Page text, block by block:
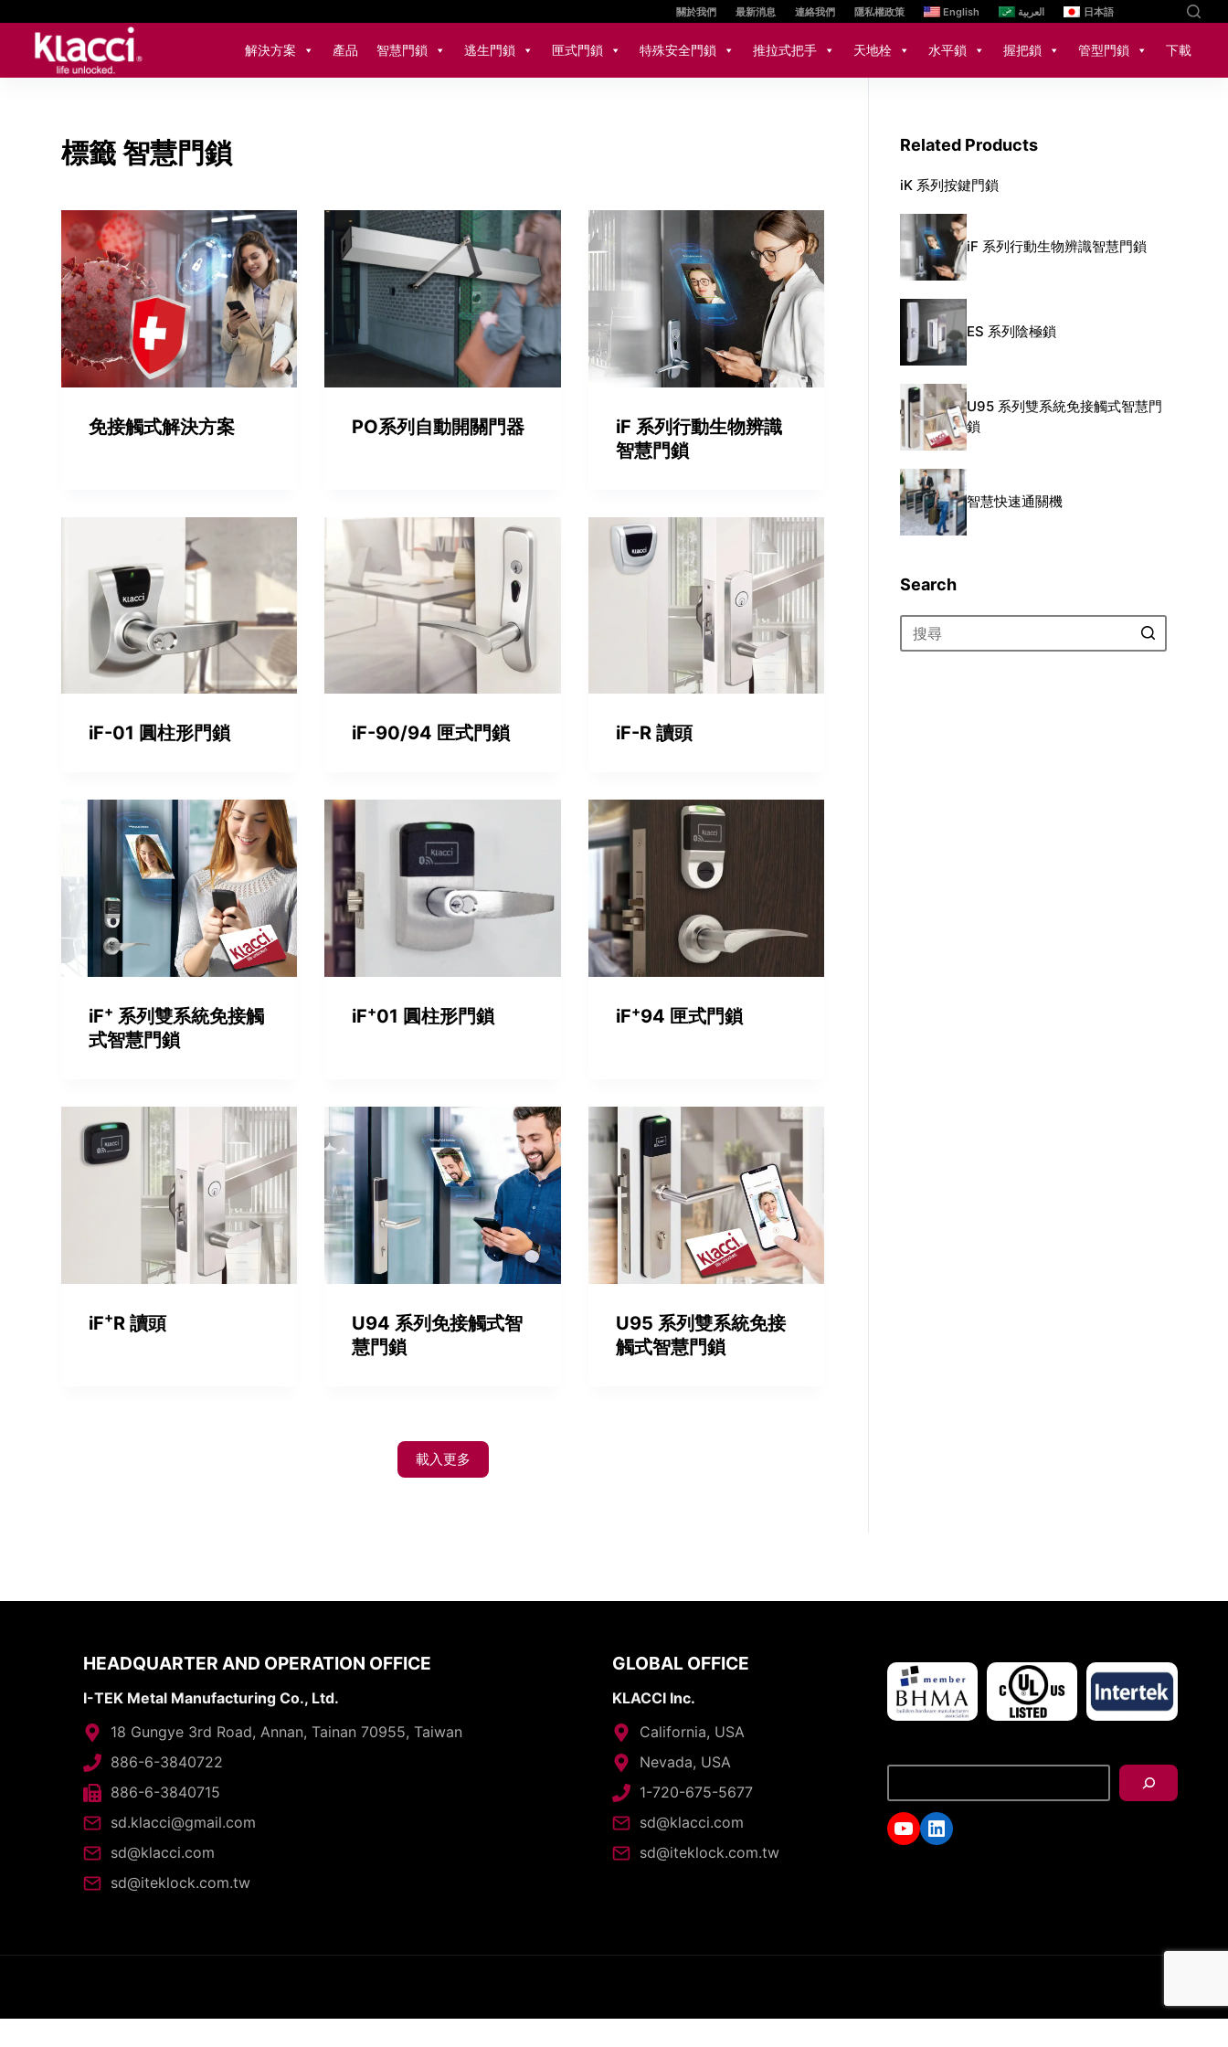
跳
關於我們 最新消息 連絡我們 隱私權政策 English العربية 日本語
解決方案 產品 智慧門鎖 逃生門鎖 匣式門鎖 特殊安全門鎖 推拉式把手 天地栓 水平鎖 握把鎖 管型門鎖 下載
標籤智慧門鎖
免接觸式解決方案 PO系列自動開關門器
iF 系列行動生物辨識
智慧門鎖
iF-01 圓柱形門鎖 iF-90/94 匣式門鎖 iF-R 讀頭
iF+ 系列雙系統免接觸
式智慧門鎖
iF+01 圓柱形門鎖 iF+94 匣式門鎖
iF+R 讀頭
U94 系列免接觸式智
慧門鎖
U95 系列雙系統免接
觸式智慧門鎖
載入更多
Related Products
iK 系列按鍵門鎖
iF 系列行動生物辨識智慧門鎖
ES 系列陰極鎖
U95 系列雙系統免接觸式智慧門
鎖
智慧快速通關機
Search
HEADQUARTER AND OPERATION OFFICE
I-TEK Metal Manufacturing Co., Ltd.
18 Gungye 3rd Road, Annan, Tainan 70955, Taiwan
886-6-3840722
886-6-3840715
sd.klacci@gmail.com
sd@klacci.com
sd@iteklock.com.tw
GLOBAL OFFICE
KLACCI Inc.
California, USA
Nevada, USA
1-720-675-5677
sd@klacci.com
sd@iteklock.com.tw
YouTube
LinkedIn